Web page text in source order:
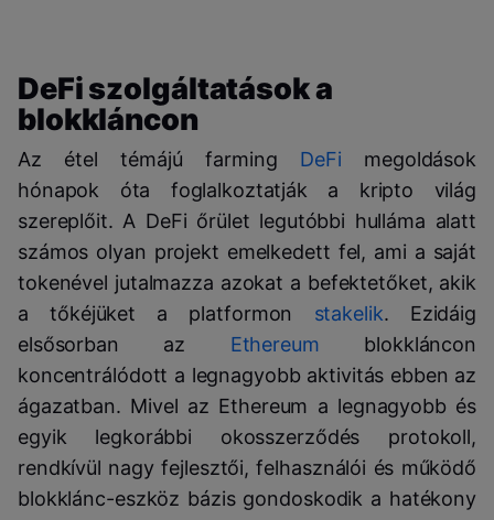
DeFi szolgáltatások a
blokkláncon
Az étel témájú farming DeFi megoldások
hónapok óta foglalkoztatják a kripto világ
szereplőit. A DeFi őrület legutóbbi hulláma alatt
számos olyan projekt emelkedett fel, ami a saját
tokenével jutalmazza azokat a befektetőket, akik
a tőkéjüket a platformon stakelik. Ezidáig
elsősorban az Ethereum blokkláncon
koncentrálódott a legnagyobb aktivitás ebben az
ágazatban. Mivel az Ethereum a legnagyobb és
egyik legkorábbi okosszerződés protokoll,
rendkívül nagy fejlesztői, felhasználói és működő
blokklánc-eszköz bázis gondoskodik a hatékony